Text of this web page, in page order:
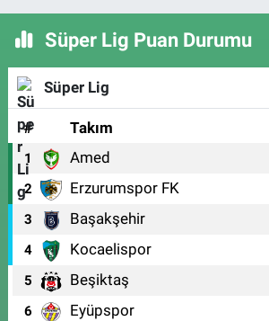
Süper Lig Puan Durumu
Süper Lig
# Takım
1 Amed
2 Erzurumspor FK
3 Başakşehir
4 Kocaelispor
5 Beşiktaş
6 Eyüpspor